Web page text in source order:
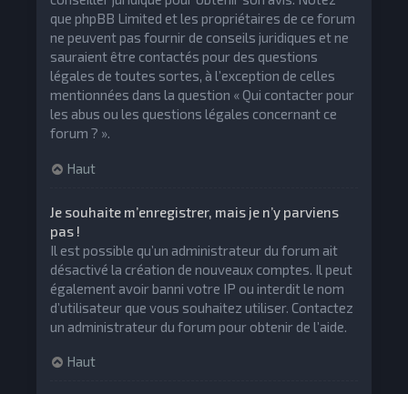
que phpBB Limited et les propriétaires de ce forum
ne peuvent pas fournir de conseils juridiques et ne
sauraient être contactés pour des questions
légales de toutes sortes, à l’exception de celles
mentionnées dans la question « Qui contacter pour
les abus ou les questions légales concernant ce
forum ? ».
Haut
Je souhaite m’enregistrer, mais je n’y parviens
pas !
Il est possible qu’un administrateur du forum ait
désactivé la création de nouveaux comptes. Il peut
également avoir banni votre IP ou interdit le nom
d’utilisateur que vous souhaitez utiliser. Contactez
un administrateur du forum pour obtenir de l’aide.
Haut